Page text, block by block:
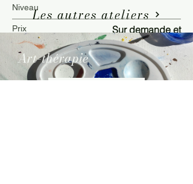
Niveau
Prix
Sur demande et
facture
Forfai
Les autres ateliers
Art-thérapie